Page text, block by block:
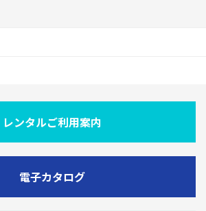
レンタルご利用案内
電子カタログ